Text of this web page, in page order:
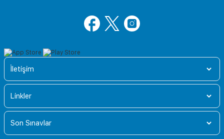
İletişim
Linkler
Son Sınavlar